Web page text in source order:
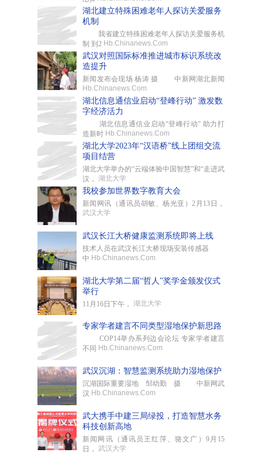
湖北建立特殊困难老年人探访关爱服务
机制
我省建立特殊困难老年人探访关爱服务机
制 到2 Hb.Chinanews.Com
武汉对照国际标准推进城市标识系统改
造提升
新闻发布会现场 杨涛 摄 中新网湖北新闻
Hb.Chinanews.Com
湖北信息通信业启动“登峰行动” 激发数
字经济活力
湖北信息通信业启动“登峰行动” 助力打
造新时 Hb.Chinanews.Com
湖北大学2023年“汉语桥”线上团组交流
项目结营
湖北大学举办的“云端体验中国智慧”和“走进武
汉， 湖北大学
我校参加世界数字教育大会
新闻网讯（通讯员胡敏、杨光亚）2月13日，
武汉大学
武汉长江大桥健康监测系统即将上线
技术人员在武汉长江大桥现场安装传感器
中 Hb.Chinanews.Com
湖北大学第二届“哲人”奖学金颁发仪式
举行
11月16日下午， 湖北大学
专家学者建言不同类型湿地保护新思路
COP14举办系列边会论坛 专家学者建言
不同 Hb.Chinanews.Com
武汉沉湖：智慧监测系统助力湿地保护
沉湖国际重要湿地 邹幼勤 摄 中新网武
汉 Hb.Chinanews.Com
武大携手中建三局绿投，打造智慧水务
科技创新高地
新闻网讯（通讯员王红萍、骆文广）9月15
日， 武汉大学